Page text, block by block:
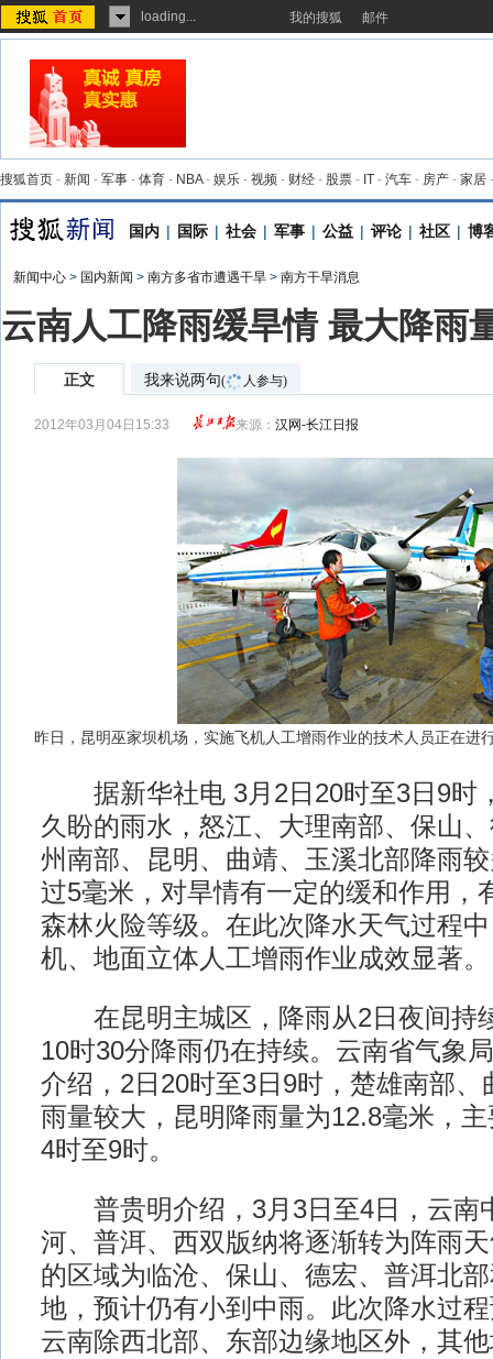
loading... 我的搜狐 邮件
搜狐首页 - 新闻 - 军事 - 体育 - NBA- 娱乐 - 视频 - 财经 - 股票 - IT - 汽车 - 房产 - 家居
国内 | 国际 | 社会 | 军事 | 公益 | 评论 | 社区 | 博
新闻中心 > 国内新闻 > 南方多省市遭遇干旱 > 南方干旱消息
云南人工降雨缓旱情 最大降雨
正文 我来说两句( 人参与)
2012年03月04日15:33 来源： 汉网-长江日报
昨日，昆明巫家坝机场，实施飞机人工增雨作业的技术人员正在进
据新华社电 3月2日20时至3日9时
久盼的雨水，怒江、大理南部、保山
州南部、昆明、曲靖、玉溪北部降雨
过5毫米，对旱情有一定的缓和作用，
森林火险等级。在此次降水天气过程
机、地面立体人工增雨作业成效显著。
在昆明主城区，降雨从2日夜间持
10时30分降雨仍在持续。云南省气象
介绍，2日20时至3日9时，楚雄南部、
雨量较大，昆明降雨量为12.8毫米，
4时至9时。
普贵明介绍，3月3日至4日，云南
河、普洱、西双版纳将逐渐转为阵雨
的区域为临沧、保山、德宏、普洱北
地，预计仍有小到中雨。此次降水过
云南除西北部、东部边缘地区外，其